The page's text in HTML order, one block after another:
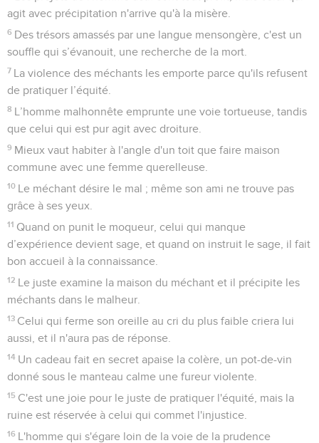
agit avec précipitation n'arrive qu'à la misère.
6 Des trésors amassés par une langue mensongère, c'est un
souffle qui s’évanouit, une recherche de la mort.
7 La violence des méchants les emporte parce qu'ils refusent
de pratiquer l’équité.
8 L’homme malhonnête emprunte une voie tortueuse, tandis
que celui qui est pur agit avec droiture.
9 Mieux vaut habiter à l'angle d'un toit que faire maison
commune avec une femme querelleuse.
10 Le méchant désire le mal ; même son ami ne trouve pas
grâce à ses yeux.
11 Quand on punit le moqueur, celui qui manque
d’expérience devient sage, et quand on instruit le sage, il fait
bon accueil à la connaissance.
12 Le juste examine la maison du méchant et il précipite les
méchants dans le malheur.
13 Celui qui ferme son oreille au cri du plus faible criera lui
aussi, et il n'aura pas de réponse.
14 Un cadeau fait en secret apaise la colère, un pot-de-vin
donné sous le manteau calme une fureur violente.
15 C'est une joie pour le juste de pratiquer l'équité, mais la
ruine est réservée à celui qui commet l'injustice.
16 L'homme qui s'égare loin de la voie de la prudence